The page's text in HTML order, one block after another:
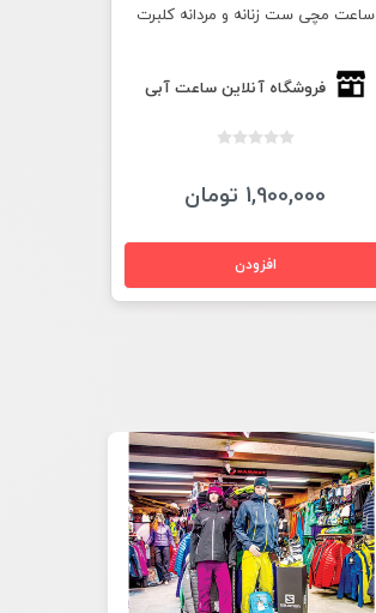
ساعت مچی ست زنانه و مردانه کلبرت
فروشگاه آنلاین ساعت آبی
1,900,000 تومان